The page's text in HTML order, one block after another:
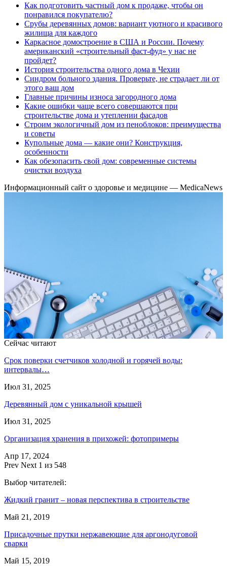
Как подготовить частный дом к продаже, чтобы он
понравился покупателю?
Срубы деревянных домов: вариант уютного и красивого
жилища для каждого
Каркасное домостроение в США и России. Почему
американский «строительный фаст-фуд» у нас не
пройдет?
История строительства одного дома в Чехии
Синдром больного здания. Проверьте, не страдает ли от
этого ваш дом
Главные причины износа загородного дома
Какие ошибки чаще всего совершаются при
строительстве дома и утеплении фасадов
Строим экологичный дом из пеноблоков: преимущества
и советы
Купольные дома — какие они? Конструкция,
особенности
Как обезопасить свой дом: современные системы
очистки воздуха
Информационный сайт о здоровье и медицине — MedicaNews
Сейчас читают
Срок поверки счетчиков холодной и горячей воды:
интервалы…
Июл 31, 2025
Деревянный дом с уникальной крышей
Июл 31, 2025
Организация хранения в прихожей: фотопримеры
Апр 17, 2024
Prev Next 1 из 548
Выбор читателей:
Жидкий гранит – новая перспектива в строительстве
Май 21, 2019
Присадочные прутки нержавеющие для аргонодуговой
сварки
Май 15, 2019